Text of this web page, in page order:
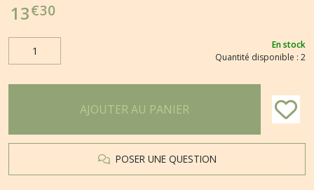
13€30
En stock
Quantité disponible : 2
AJOUTER AU PANIER
POSER UNE QUESTION